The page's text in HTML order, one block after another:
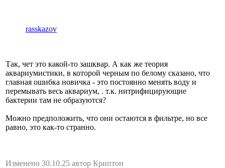
rasskazov
Так, чет это какой-то зашквар. А как же теория
аквариумистики, в которой черным по белому сказано, что
главная ошибка новичка - это постоянно менять воду и
перемывать весь аквариум, . т.к. нитрифицирующие
бактерии там не образуются?
Можно предположить, что они остаются в фильтре, но все
равно, это как-то странно.
Изменено 30.10.25 автор Криптон